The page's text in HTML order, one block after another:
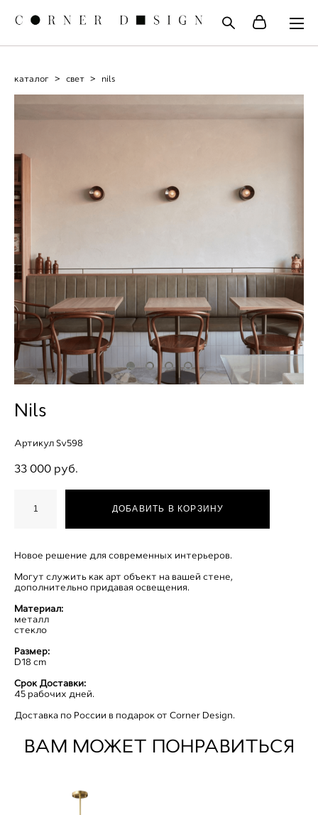
каталог > свет > nils
Nils
Артикул Sv598
33 000 pуб.
ДОБАВИТЬ В КОРЗИНУ
Новое решение для современных интерьеров.
Могут служить как арт объект на вашей стене,
дополнительно придавая освещения.
Материал:
металл
стекло
Размер:
D18 cm
Cрок Доставки:
45 рабочих дней.
Доставка по России в подарок от Corner Design.
ВАМ МОЖЕТ ПОНРАВИТЬСЯ